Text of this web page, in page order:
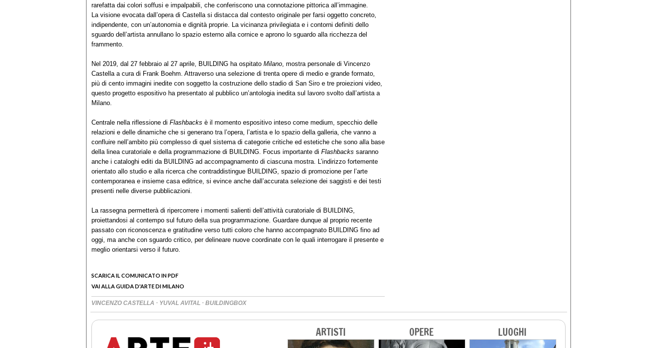
rarefatta dai colori soffusi e impalpabili, che conferiscono una connotazione pittorica all’immagine.
La visione evocata dall’opera di Castella si distacca dal contesto originale per farsi oggetto concreto,
indipendente, con un’autonomia e dignità proprie. La vicinanza privilegiata e i contorni definiti dello
sguardo dell’artista annullano lo spazio esterno alla cornice e aprono lo sguardo alla ricchezza del
frammento.
Nel 2019, dal 27 febbraio al 27 aprile, BUILDING ha ospitato Milano, mostra personale di Vincenzo
Castella a cura di Frank Boehm. Attraverso una selezione di trenta opere di medio e grande formato,
più di cento immagini inedite con soggetto la costruzione dello stadio di San Siro e tre proiezioni video,
questo progetto espositivo ha presentato al pubblico un’antologia inedita sul lavoro svolto dall’artista a
Milano.
Centrale nella riflessione di Flashbacks è il momento espositivo inteso come medium, specchio delle
relazioni e delle dinamiche che si generano tra l’opera, l’artista e lo spazio della galleria, che vanno a
confluire nell’ambito più complesso di quel sistema di categorie critiche ed estetiche che sono alla base
della linea curatoriale e della programmazione di BUILDING. Focus importante di Flashbacks saranno
anche i cataloghi editi da BUILDING ad accompagnamento di ciascuna mostra. L’indirizzo fortemente
orientato allo studio e alla ricerca che contraddistingue BUILDING, spazio di promozione per l’arte
contemporanea e insieme casa editrice, si evince anche dall’accurata selezione dei saggisti e dei testi
presenti nelle diverse pubblicazioni.
La rassegna permetterà di ripercorrere i momenti salienti dell’attività curatoriale di BUILDING,
proiettandosi al contempo sul futuro della sua programmazione. Guardare dunque al proprio recente
passato con riconoscenza e gratitudine verso tutti coloro che hanno accompagnato BUILDING fino ad
oggi, ma anche con sguardo critico, per delineare nuove coordinate con le quali interrogare il presente e
meglio orientarsi verso il futuro.
SCARICA IL COMUNICATO IN PDF
VAI ALLA GUIDA D'ARTE DI MILANO
VINCENZO CASTELLA · YUVAL AVITAL · BUILDINGBOX
ARTISTI OPERE LUOGHI